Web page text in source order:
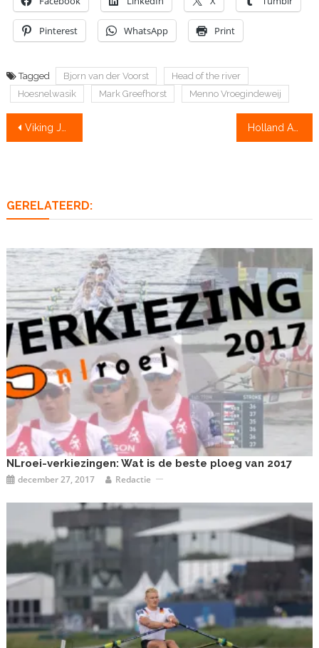
Pinterest WhatsApp Print
Tagged Bjorn van der Voorst
Head of the river
Hoesnelwasik
Mark Greefhorst Menno Vroegindeweij
Bericht
Viking Jelmer Bennema roeit voor Oxford de 169e Boat Race Holland Acht bij Heineken vierkamp
GERELATEERD:
NLroei-verkiezingen: Wat is de beste ploeg van 2017
december 27, 2017 Redactie